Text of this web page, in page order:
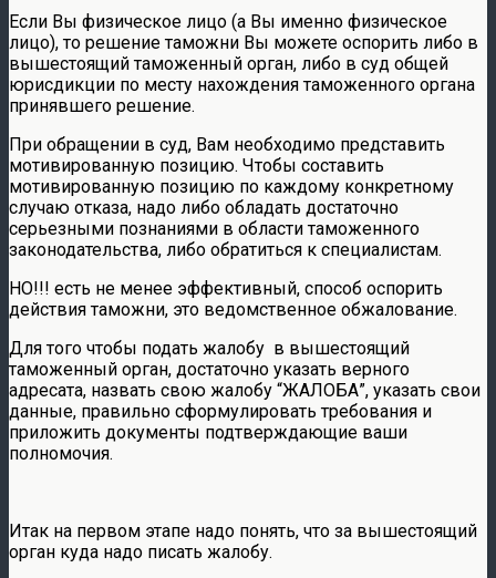
Если Вы физическое лицо (а Вы именно физическое
лицо), то решение таможни Вы можете оспорить либо в
вышестоящий таможенный орган, либо в суд общей
юрисдикции по месту нахождения таможенного органа
принявшего решение.
При обращении в суд, Вам необходимо представить
мотивированную позицию. Чтобы составить
мотивированную позицию по каждому конкретному
случаю отказа, надо либо обладать достаточно
серьезными познаниями в области таможенного
законодательства, либо обратиться к специалистам.
НО!!! есть не менее эффективный, способ оспорить
действия таможни, это ведомственное обжалование.
Для того чтобы подать жалобу в вышестоящий
таможенный орган, достаточно указать верного
адресата, назвать свою жалобу “ЖАЛОБА”, указать свои
данные, правильно сформулировать требования и
приложить документы подтверждающие ваши
полномочия.
Итак на первом этапе надо понять, что за вышестоящий
орган куда надо писать жалобу.